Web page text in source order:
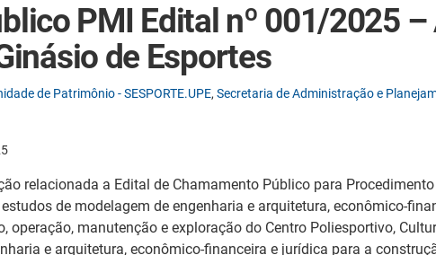
PMI Edital nº 001/2025 –
de Esportes
de Patrimônio - SESPORTE.UPE, Secretaria de Administração e
relacionada a Edital de Chamamento Público para
de modelagem de engenharia e arquitetura, econômico-
operação, manutenção e exploração do Centro Poliesportivo,
e arquitetura, econômico-financeira e jurídica para a